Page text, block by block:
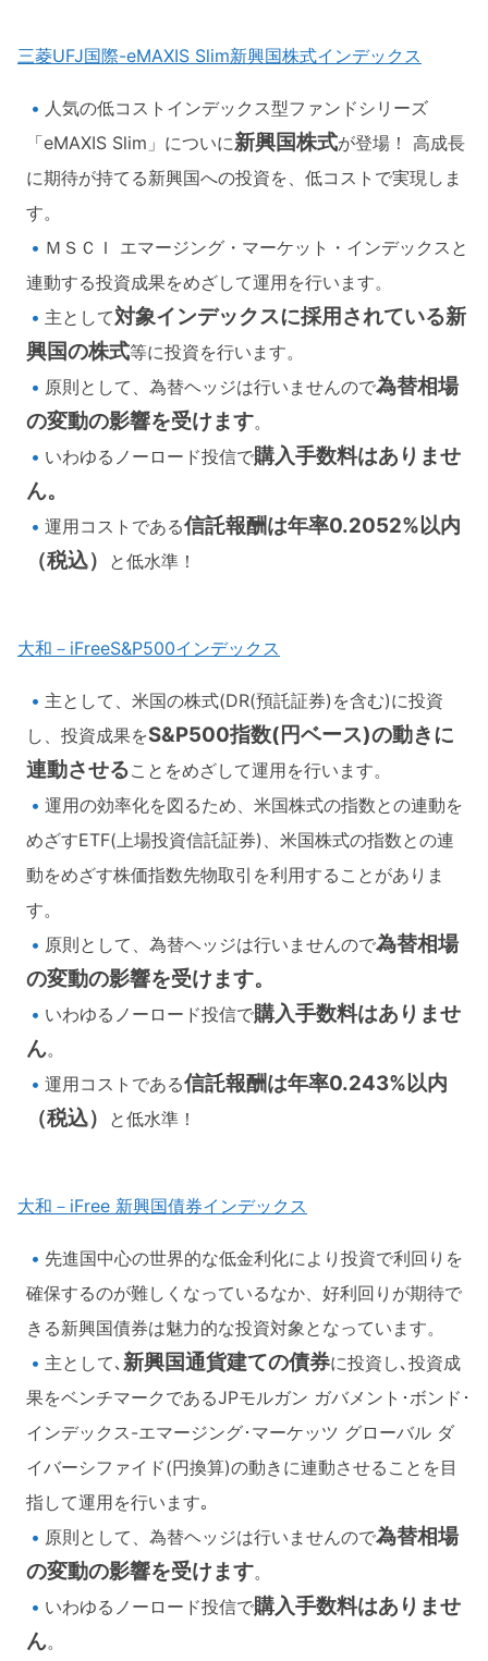
三菱UFJ国際-eMAXIS Slim新興国株式インデックス
人気の低コストインデックス型ファンドシリーズ
「eMAXIS Slim」についに新興国株式が登場！ 高成長
に期待が持てる新興国への投資を、低コストで実現しま
す。
ＭＳＣＩ エマージング・マーケット・インデックスと
連動する投資成果をめざして運用を行います。
主として対象インデックスに採用されている新
興国の株式等に投資を行います。
原則として、為替ヘッジは行いませんので為替相場
の変動の影響を受けます。
いわゆるノーロード投信で購入手数料はありませ
ん。
運用コストである信託報酬は年率0.2052%以内
（税込）
と低水準！
大和－iFreeS&P500インデックス
主として、米国の株式(DR(預託証券)を含む)に投資
し、投資成果をS&P500指数(円ベース)の動きに
連動させることをめざして運用を行います。
運用の効率化を図るため、米国株式の指数との連動を
めざすETF(上場投資信託証券)、米国株式の指数との連
動をめざす株価指数先物取引を利用することがありま
す。
原則として、為替ヘッジは行いませんので為替相場
の変動の影響を受けます。
いわゆるノーロード投信で購入手数料はありませ
ん。
運用コストである信託報酬は年率0.243%以内
（税込）
と低水準！
大和－iFree 新興国債券インデックス
先進国中心の世界的な低金利化により投資で利回りを
確保するのが難しくなっているなか、好利回りが期待で
きる新興国債券は魅力的な投資対象となっています。
主として､ 新興国通貨建ての債券に投資し､投資成
果をベンチマークであるJPモルガン ガバメント･ボンド･
インデックス-エマージング･マーケッツ グローバル ダ
イバーシファイド(円換算)の動きに連動させることを目
指して運用を行います｡
原則として、為替ヘッジは行いませんので為替相場
の変動の影響を受けます。
いわゆるノーロード投信で購入手数料はありませ
ん。